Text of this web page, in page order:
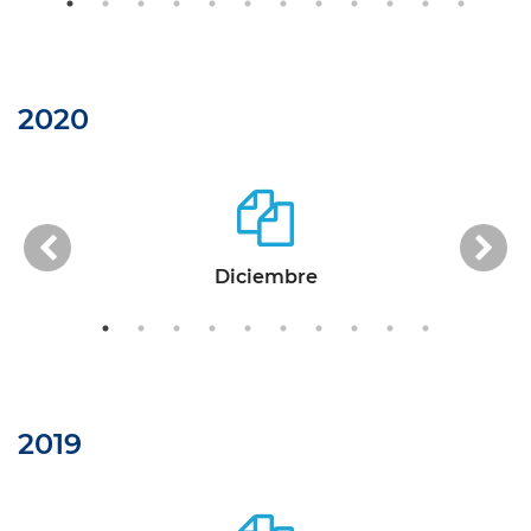
2020
Diciembre
2019